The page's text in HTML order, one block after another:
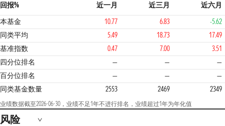
回报% 近一月 近三月
近六月
本基金
10.77 6.83
-5.62
同类平均
5.49 18.73
17.49
基准指数
0.47 7.00
3.51
四分位排名
— — —
4
百分位排名 — —
—
同类基金数量
2553 2469 2349
业绩数据截至2026-06-30，业绩不足1年不进行排名，业绩超过1年为年化值
风险